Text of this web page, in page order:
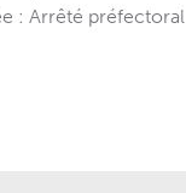
: Arrêté préfectoral